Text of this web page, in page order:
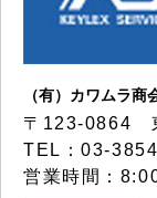
（有）カワムラ商
〒123-0864
TEL：03-
営業時間：